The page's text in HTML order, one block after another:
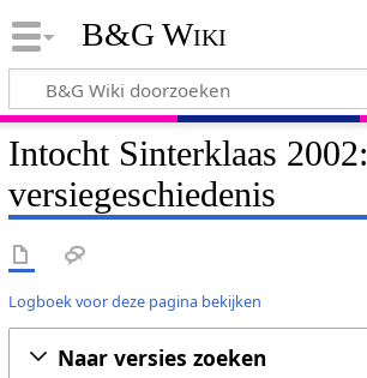
B&G Wiki
Intocht Sinterklaas 2002:
versiegeschiedenis
Logboek voor deze pagina bekijken
Naar versies zoeken